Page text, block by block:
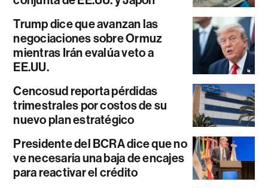
Trump dice que avanzan las
negociaciones sobre Ormuz
mientras Irán evalúa veto a
EE.UU.
Cencosud reporta pérdidas
trimestrales por costos de su
nuevo plan estratégico
Presidente del BCRA dice que no
ve necesaria una baja de encajes
para reactivar el crédito